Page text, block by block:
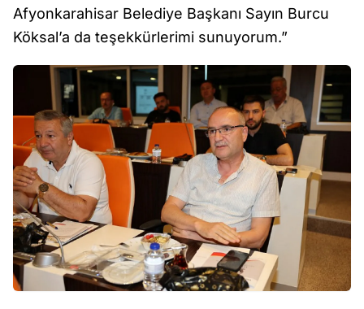
Afyonkarahisar Belediye Başkanı Sayın Burcu
Köksal’a da teşekkürlerimi sunuyorum.”